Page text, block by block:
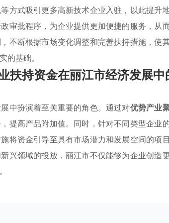
方式吸引更多高新技术企业入驻，以此提升
审批程序，为企业提供更加便捷的服务，从
不断根据市场变化调整和完善扶持措施，使
的基础。
扶持资金在丽江市经济发展中
中扮演着至关重要的角色。通过对优势产业
提高产品附加值。同时，针对不同类型企业
将资金引导至具有市场潜力和发展空间的项
兴领域的投放，丽江市不仅能够为企业创造